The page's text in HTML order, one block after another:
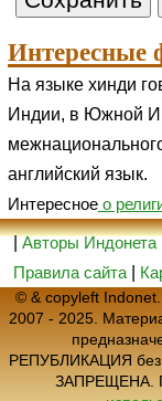
Интересные
На языке хинди
Индии, в Южной
английский язык.
Интересноео
|Авторы Индонета
Правила сайта
© & copyleft
2007 - 2025.
РЕПУБЛИКАЦИЯ без
ЗАПРЕЩЕНА.